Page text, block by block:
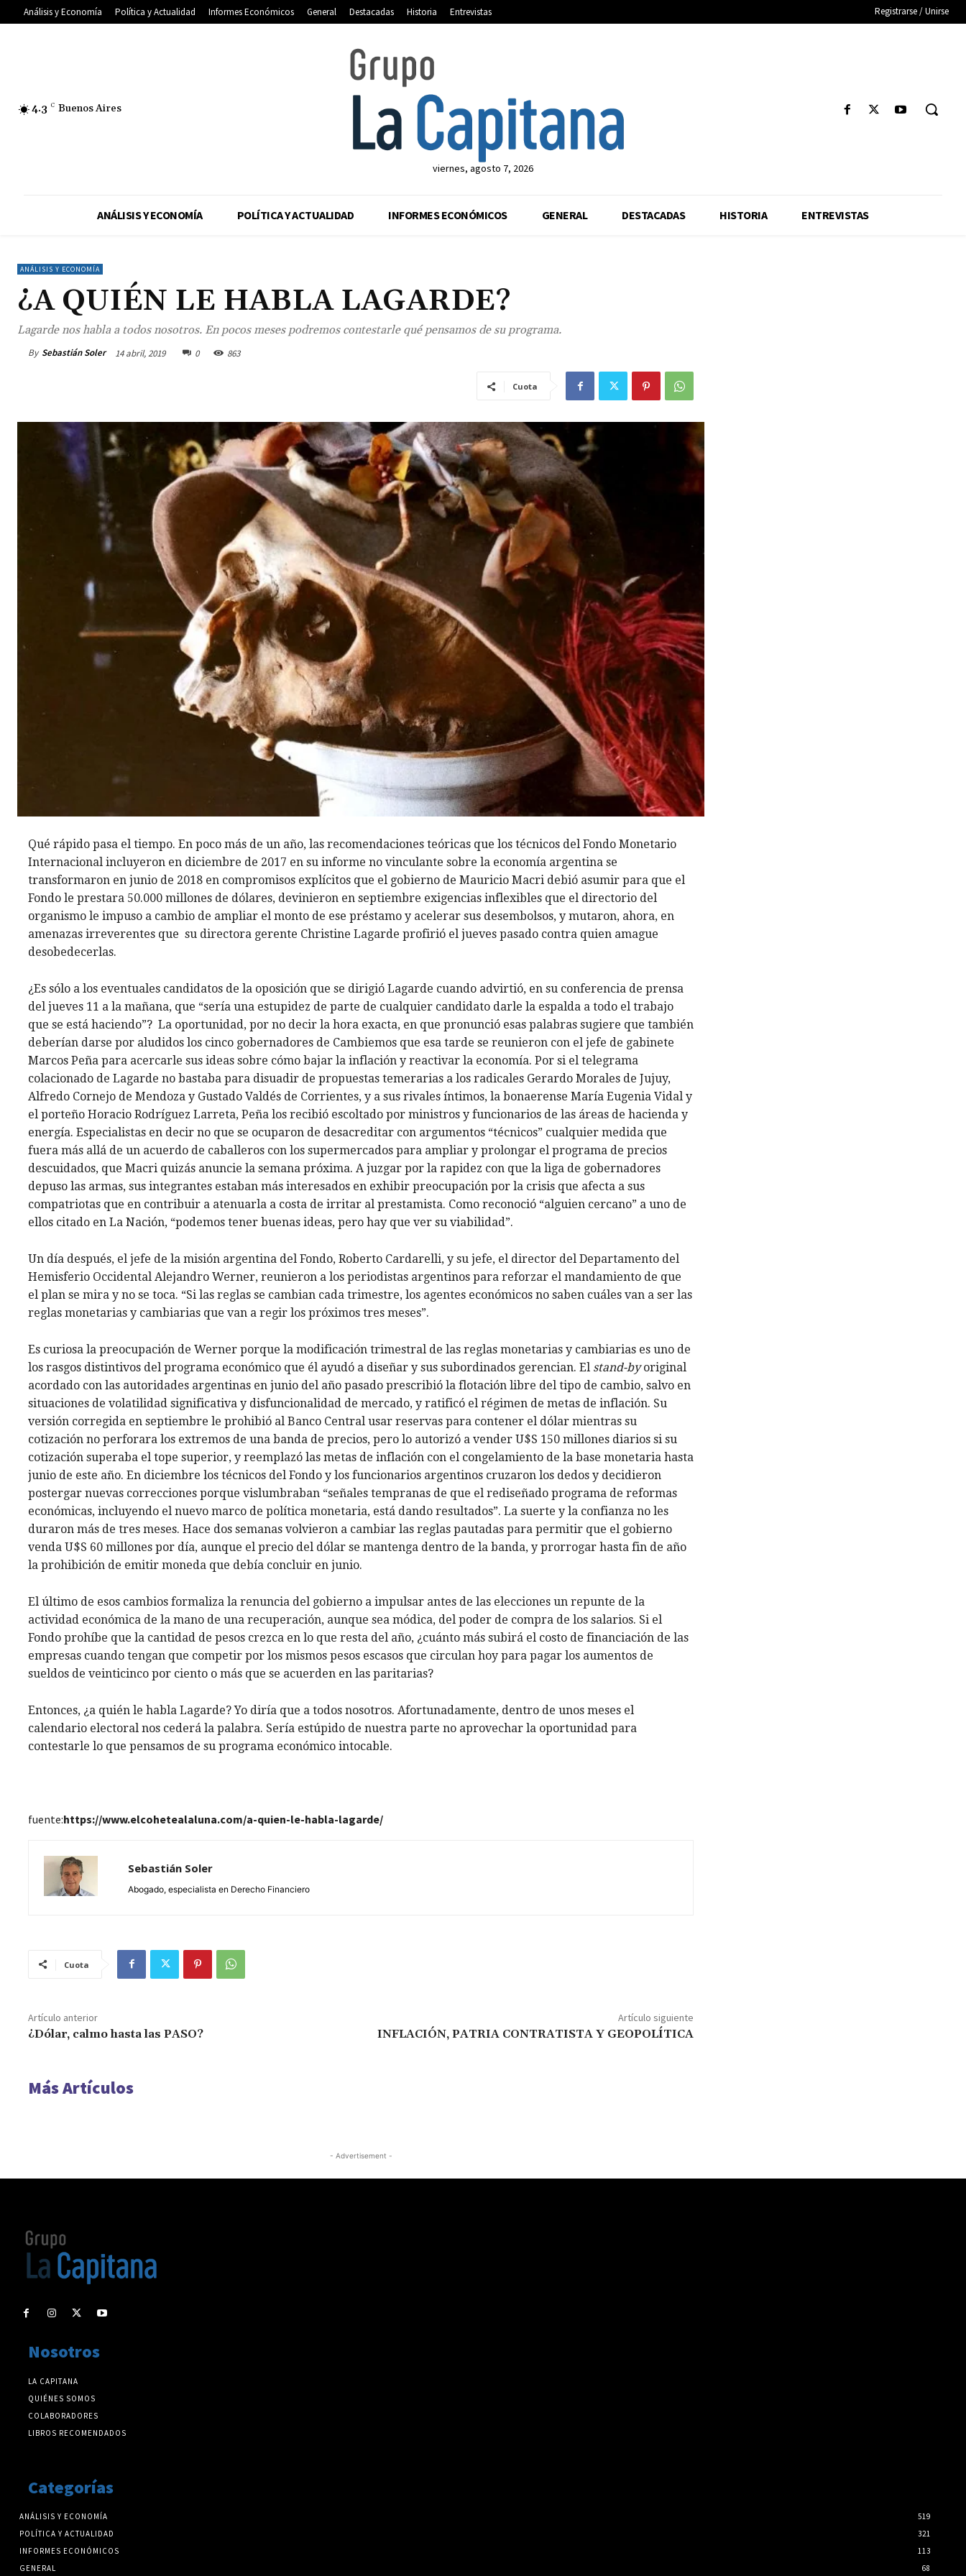
Análisis y Economía Política y Actualidad Informes Económicos General Destacadas Historia Entrevistas Registrarse / Unirse
4.3 C Buenos Aires
viernes, agosto 7, 2026
ANÁLISIS Y ECONOMÍA POLÍTICA Y ACTUALIDAD INFORMES ECONÓMICOS GENERAL DESTACADAS HISTORIA ENTREVISTAS
ANÁLISIS Y ECONOMÍA
¿A QUIÉN LE HABLA LAGARDE?
Lagarde nos habla a todos nosotros. En pocos meses podremos contestarle qué pensamos de su programa.
By Sebastián Soler 14 abril, 2019 0 863
Cuota
Qué rápido pasa el tiempo. En poco más de un año, las recomendaciones teóricas que los técnicos del Fondo Monetario
Internacional incluyeron en diciembre de 2017 en su informe no vinculante sobre la economía argentina se
transformaron en junio de 2018 en compromisos explícitos que el gobierno de Mauricio Macri debió asumir para que el
Fondo le prestara 50.000 millones de dólares, devinieron en septiembre exigencias inflexibles que el directorio del
organismo le impuso a cambio de ampliar el monto de ese préstamo y acelerar sus desembolsos, y mutaron, ahora, en
amenazas irreverentes que su directora gerente Christine Lagarde profirió el jueves pasado contra quien amague
desobedecerlas.
¿Es sólo a los eventuales candidatos de la oposición que se dirigió Lagarde cuando advirtió, en su conferencia de prensa
del jueves 11 a la mañana, que “sería una estupidez de parte de cualquier candidato darle la espalda a todo el trabajo
que se está haciendo”? La oportunidad, por no decir la hora exacta, en que pronunció esas palabras sugiere que también
deberían darse por aludidos los cinco gobernadores de Cambiemos que esa tarde se reunieron con el jefe de gabinete
Marcos Peña para acercarle sus ideas sobre cómo bajar la inflación y reactivar la economía. Por si el telegrama
colacionado de Lagarde no bastaba para disuadir de propuestas temerarias a los radicales Gerardo Morales de Jujuy,
Alfredo Cornejo de Mendoza y Gustado Valdés de Corrientes, y a sus rivales íntimos, la bonaerense María Eugenia Vidal y
el porteño Horacio Rodríguez Larreta, Peña los recibió escoltado por ministros y funcionarios de las áreas de hacienda y
energía. Especialistas en decir no que se ocuparon de desacreditar con argumentos “técnicos” cualquier medida que
fuera más allá de un acuerdo de caballeros con los supermercados para ampliar y prolongar el programa de precios
descuidados, que Macri quizás anuncie la semana próxima. A juzgar por la rapidez con que la liga de gobernadores
depuso las armas, sus integrantes estaban más interesados en exhibir preocupación por la crisis que afecta a sus
compatriotas que en contribuir a atenuarla a costa de irritar al prestamista. Como reconoció “alguien cercano” a uno de
ellos citado en La Nación, “podemos tener buenas ideas, pero hay que ver su viabilidad”.
Un día después, el jefe de la misión argentina del Fondo, Roberto Cardarelli, y su jefe, el director del Departamento del
Hemisferio Occidental Alejandro Werner, reunieron a los periodistas argentinos para reforzar el mandamiento de que
el plan se mira y no se toca. “Si las reglas se cambian cada trimestre, los agentes económicos no saben cuáles van a ser las
reglas monetarias y cambiarias que van a regir los próximos tres meses”.
Es curiosa la preocupación de Werner porque la modificación trimestral de las reglas monetarias y cambiarias es uno de
los rasgos distintivos del programa económico que él ayudó a diseñar y sus subordinados gerencian. El stand-byoriginal
acordado con las autoridades argentinas en junio del año pasado prescribió la flotación libre del tipo de cambio, salvo en
situaciones de volatilidad significativa y disfuncionalidad de mercado, y ratificó el régimen de metas de inflación. Su
versión corregida en septiembre le prohibió al Banco Central usar reservas para contener el dólar mientras su
cotización no perforara los extremos de una banda de precios, pero lo autorizó a vender U$S 150 millones diarios si su
cotización superaba el tope superior, y reemplazó las metas de inflación con el congelamiento de la base monetaria hasta
junio de este año. En diciembre los técnicos del Fondo y los funcionarios argentinos cruzaron los dedos y decidieron
postergar nuevas correcciones porque vislumbraban “señales tempranas de que el rediseñado programa de reformas
económicas, incluyendo el nuevo marco de política monetaria, está dando resultados”. La suerte y la confianza no les
duraron más de tres meses. Hace dos semanas volvieron a cambiar las reglas pautadas para permitir que el gobierno
venda U$S 60 millones por día, aunque el precio del dólar se mantenga dentro de la banda, y prorrogar hasta fin de año
la prohibición de emitir moneda que debía concluir en junio.
El último de esos cambios formaliza la renuncia del gobierno a impulsar antes de las elecciones un repunte de la
actividad económica de la mano de una recuperación, aunque sea módica, del poder de compra de los salarios. Si el
Fondo prohíbe que la cantidad de pesos crezca en lo que resta del año, ¿cuánto más subirá el costo de financiación de las
empresas cuando tengan que competir por los mismos pesos escasos que circulan hoy para pagar los aumentos de
sueldos de veinticinco por ciento o más que se acuerden en las paritarias?
Entonces, ¿a quién le habla Lagarde? Yo diría que a todos nosotros. Afortunadamente, dentro de unos meses el
calendario electoral nos cederá la palabra. Sería estúpido de nuestra parte no aprovechar la oportunidad para
contestarle lo que pensamos de su programa económico intocable.
fuente:https://www.elcohetealaluna.com/a-quien-le-habla-lagarde/
Sebastián Soler
Abogado, especialista en Derecho Financiero
Cuota
Artículo anterior
¿Dólar, calmo hasta las PASO?
Artículo siguiente
INFLACIÓN, PATRIA CONTRATISTA Y GEOPOLÍTICA
Más Artículos
- Advertisement -
Nosotros
LA CAPITANA
QUIÉNES SOMOS
COLABORADORES
LIBROS RECOMENDADOS
Categorías
ANÁLISIS Y ECONOMÍA
519
POLÍTICA Y ACTUALIDAD
321
INFORMES ECONÓMICOS
113
GENERAL
68